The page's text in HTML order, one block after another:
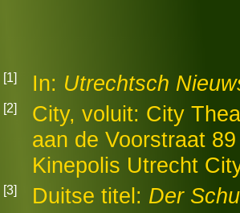
[1] In: Utrechtsch
[2]
City, voluit: City
aan de Voorstraat
Kinepolis Utrecht
[3] Duitse titel: Der